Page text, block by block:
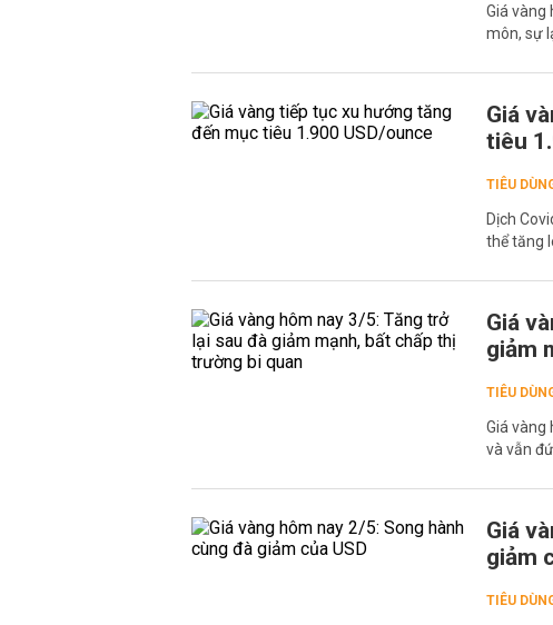
Giá vàng
môn, sự
Giá
tiêu
TIÊU
Dịch
thể tăng
Giá
giảm
TIÊU
Giá vàng
và vẫn
Giá
giảm
TIÊU